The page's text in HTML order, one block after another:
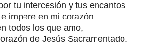
tu intercesión y tus encantos
impere en mi corazón
todos los que amo,
de Jesús Sacramentado.